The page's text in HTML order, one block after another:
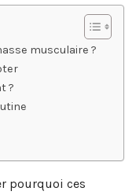
musculaire ?
?
pourquoi ces